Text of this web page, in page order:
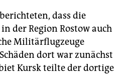
dass die
der Region Rostow auch
Militärflugzeuge
dort war zunächst
Kursk teilte der dortige